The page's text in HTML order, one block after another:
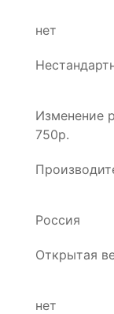
нет
Изменение
750р.
Россия
Открытая
нет